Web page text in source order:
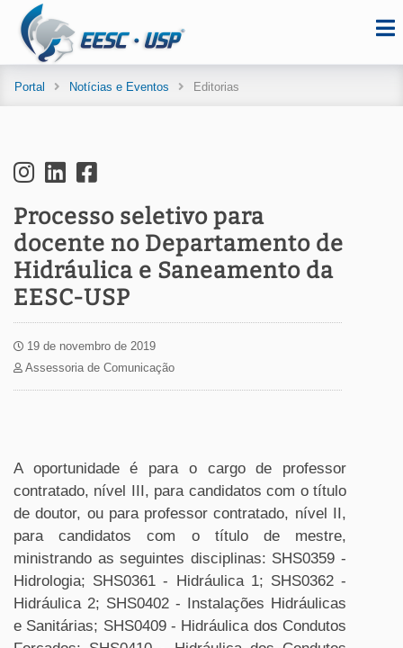
Portal Notícias e Eventos Editorias
Processo seletivo para
docente no Departamento de
Hidráulica e Saneamento da
EESC-USP
19 de novembro de 2019
Assessoria de Comunicação
A oportunidade é para o cargo de professor
contratado, nível III, para candidatos com o título
de doutor, ou para professor contratado, nível II,
para candidatos com o título de mestre,
ministrando as seguintes disciplinas: SHS0359 -
Hidrologia; SHS0361 - Hidráulica 1; SHS0362 -
Hidráulica 2; SHS0402 - Instalações Hidráulicas
e Sanitárias; SHS0409 - Hidráulica dos Condutos